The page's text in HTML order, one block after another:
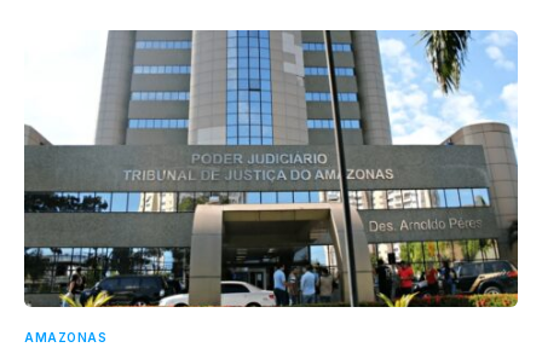
AMAZONAS